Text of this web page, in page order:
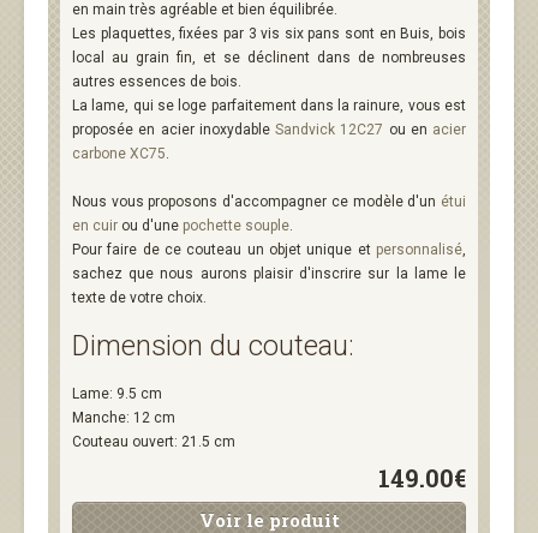
en main très agréable et bien équilibrée.
Les plaquettes, fixées par 3 vis six pans sont en Buis, bois
local au grain fin, et se déclinent dans de nombreuses
autres essences de bois.
La lame, qui se loge parfaitement dans la rainure, vous est
proposée en acier inoxydable Sandvick 12C27 ou en acier
carbone XC75.
Nous vous proposons d'accompagner ce modèle d'un étui
en cuir ou d'une pochette souple.
Pour faire de ce couteau un objet unique et personnalisé,
sachez que nous aurons plaisir d'inscrire sur la lame le
texte de votre choix.
Dimension du couteau:
Lame: 9.5 cm
Manche: 12 cm
Couteau ouvert: 21.5 cm
149.00€
Voir le produit